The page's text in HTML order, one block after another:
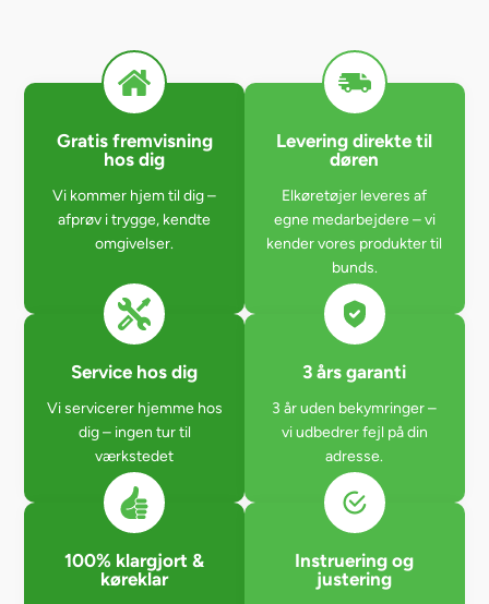
Gratis fremvisning
hos dig
Vi kommer hjem til dig –
afprøv i trygge, kendte
omgivelser.
Levering direkte til
døren
Elkøretøjer leveres af
egne medarbejdere – vi
kender vores produkter til
bunds.
Service hos dig
Vi servicerer hjemme hos
dig – ingen tur til
værkstedet
3 års garanti
3 år uden bekymringer –
vi udbedrer fejl på din
adresse.
100% klargjort &
køreklar
Instruering og
justering